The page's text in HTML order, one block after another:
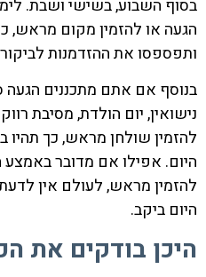
בסוף השבוע, בשישי ושבת.
הגעה או להזמין מקום מראש,
ותפספסו את ההזדמנות
בנוסף אם אתם מתכננים הגעה
נישואין, יום הולדת, מסיבת
להזמין שולחן מראש, כך תהיו
היום. אפילו אם מדובר באמצע
להזמין מראש, לעולם אין
היום ביקב.
היכן בודקים את